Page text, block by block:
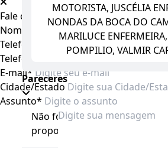
Fale conosco
Nome*
Telefone 1*
Telefone 2
E-mail*
Cidade/Estado
Assunto*
MOTORISTA, JUSCÉLIA
NONDAS DA BOCA DO
MARILUCE
POMPILIO, VALMIR
Pareceres
Não foram emitidos
proposição.